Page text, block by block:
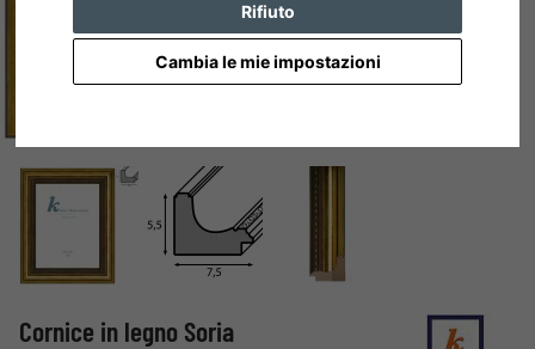
Rifiuto
Cambia le mie impostazioni
Cornice in legno Soria